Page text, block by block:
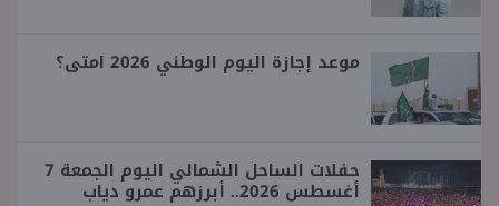
موعد إجازة اليوم الوطني 2026 امتى؟
حفلات الساحل الشمالي اليوم الجمعة 7
أغسطس 2026.. أبرزهم عمرو دياب